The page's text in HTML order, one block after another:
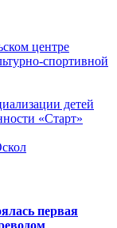
центре
спортивной
детей
«Старт»
первая